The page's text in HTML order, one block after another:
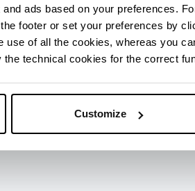
ads based on your preferences.
footer or set your preferences by
use of all the cookies, whereas you
technical cookies for the correct
Customize
una tappa a tavola: siamo,
certo non manca è una
la mitica piadina.
quasi quanto le terme grazie a